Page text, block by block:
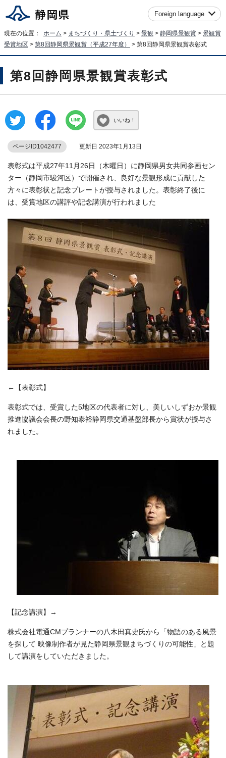
Foreign language
現在の位置： ホーム > まちづくり・県土づくり > 景観 > 静岡県景観賞 > 景観賞
受賞地区 > 第8回静岡県景観賞（平成27年度） > 第8回静岡県景観賞表彰式
第8回静岡県景観賞表彰式
いいね！
ページID1042477 更新日 2023年1月13日
表彰式は平成27年11月26日（木曜日）に静岡県男女共同参画セン
ター（静岡市駿河区）で開催され、良好な景観形成に貢献した
方々に表彰状と記念プレートが授与されました。表彰終了後に
は、受賞地区の講評や記念講演が行われました
←【表彰式】
表彰式では、受賞した5地区の代表者に対し、美しいしずおか景観
推進協議会会長の野知泰裕静岡県交通基盤部長から賞状が授与さ
れました。
【記念講演】→
株式会社電通CMプランナーの八木田真史氏から「物語のある風景
を探して 映像制作者が見た静岡県景観まちづくりの可能性」と題
して講演をしていただきました。